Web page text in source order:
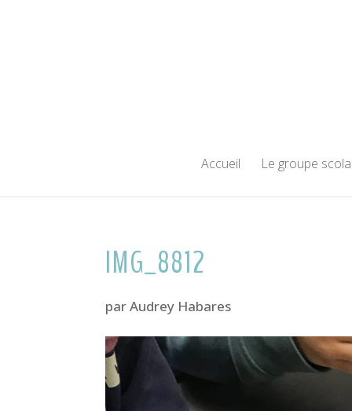
Accueil Le groupe
IMG_8812
parAudrey Habares